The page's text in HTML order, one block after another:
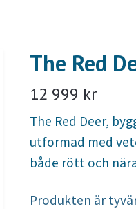
The Red
12 999 kr
The Red Deer,
utformad med
både rött och
Produkten är